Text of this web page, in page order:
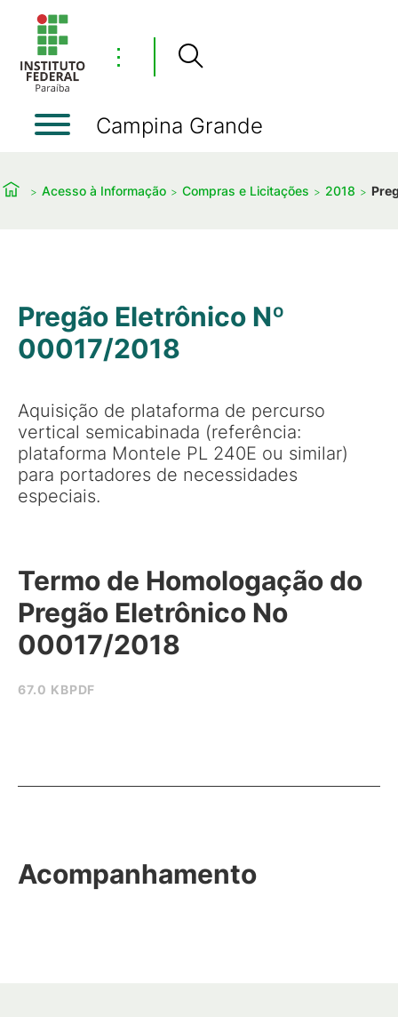
⋮
Campina Grande
Acesso à Informação Compras e Licitações 2018
Pregão Eletrônico Nº
00017/2018
Aquisição de plataforma de percurso
vertical semicabinada (referência:
plataforma Montele PL 240E ou similar)
para portadores de necessidades
especiais.
67.0 KBPDF
Termo de Homologação do
Pregão Eletrônico No
00017/2018
Acompanhamento